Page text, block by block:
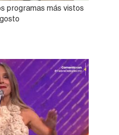
programas más vistos